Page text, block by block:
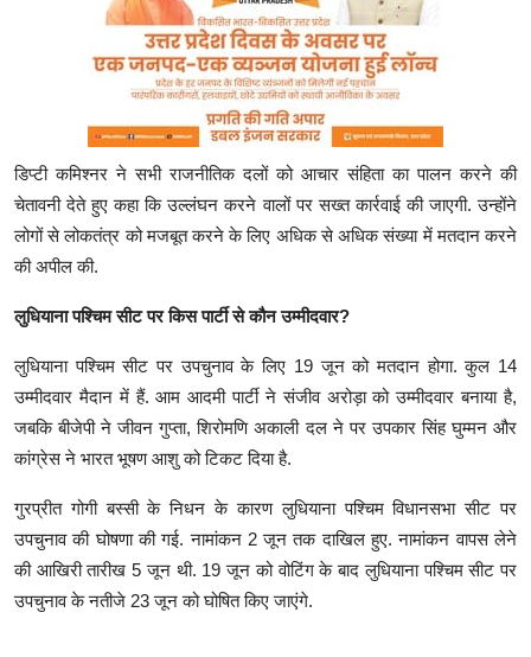
डिप्टी कमिश्नर ने सभी राजनीतिक दलों को आचार संहिता का पालन करने की
चेतावनी देते हुए कहा कि उल्लंघन करने वालों पर सख्त कार्रवाई की जाएगी. उन्होंने
लोगों से लोकतंत्र को मजबूत करने के लिए अधिक से अधिक संख्या में मतदान करने
की अपील की.
लुधियाना पश्चिम सीट पर किस पार्टी से कौन उम्मीदवार?
लुधियाना पश्चिम सीट पर उपचुनाव के लिए 19 जून को मतदान होगा. कुल 14
उम्मीदवार मैदान में हैं. आम आदमी पार्टी ने संजीव अरोड़ा को उम्मीदवार बनाया है,
जबकि बीजेपी ने जीवन गुप्ता, शिरोमणि अकाली दल ने पर उपकार सिंह घुम्मन और
कांग्रेस ने भारत भूषण आशु को टिकट दिया है.
गुरप्रीत गोगी बस्सी के निधन के कारण लुधियाना पश्चिम विधानसभा सीट पर
उपचुनाव की घोषणा की गई. नामांकन 2 जून तक दाखिल हुए. नामांकन वापस लेने
की आखिरी तारीख 5 जून थी. 19 जून को वोटिंग के बाद लुधियाना पश्चिम सीट पर
उपचुनाव के नतीजे 23 जून को घोषित किए जाएंगे.